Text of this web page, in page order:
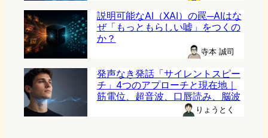
説明可能なAI（XAI）の罠─AIはな
ぜ「もっともらしい嘘」をつくの
か？
寺本 誠司
発声なき発話「サイレントスピー
チ」4つのアプローチと現在地｜
筋電位、超音波、口唇読み、脳波
りょうとく